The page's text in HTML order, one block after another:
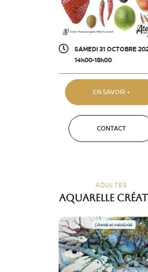
SAMEDI 31 OCTOBRE
14h00-18h00
EN SAVOIR +
CONTACT
ADULTES
Aquarelle